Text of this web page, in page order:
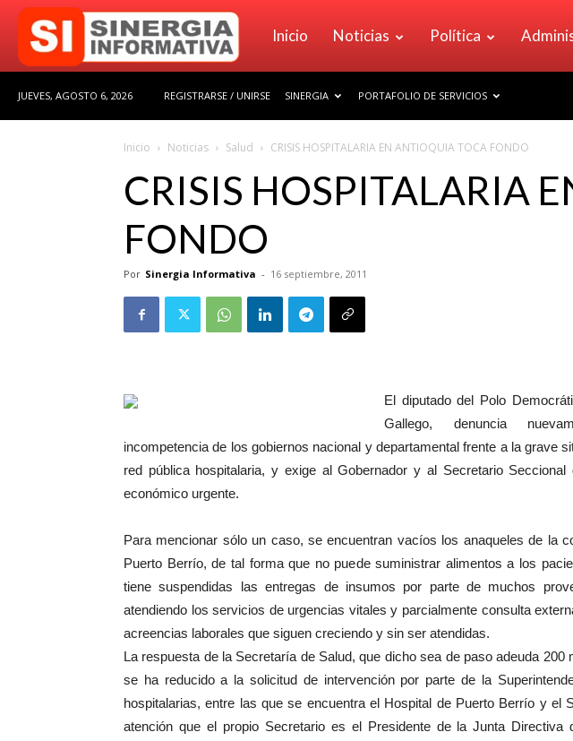
Sinergia
Inicio Noticias Política
JUEVES, AGOSTO 6, 2026 REGISTRARSE / UNIRSE SINERGIA PORTAFOLIO DE SERVICIOS
Inicio Noticias Salud CRISIS HOSPITALARIA EN ANTIOQUIA TOCA FONDO
CRISIS HOSPITALARIA
FONDO
Por Sinergia Informativa - 16 septiembre, 2011
El diputado del Polo
Gallego, denuncia
incompetencia de los gobiernos nacional y departamental frente a la grave
red pública hospitalaria, y exige al Gobernador y al Secretario Seccional
económico urgente.
Para mencionar sólo un caso, se encuentran vacíos los anaqueles de la
Puerto Berrío, de tal forma que no puede suministrar alimentos a los
tiene suspendidas las entregas de insumos por parte de muchos
atendiendo los servicios de urgencias vitales y parcialmente consulta
acreencias laborales que siguen creciendo y sin ser atendidas.
La respuesta de la Secretaría de Salud, que dicho sea de paso adeuda 200
se ha reducido a la solicitud de intervención por parte de la
hospitalarias, entre las que se encuentra el Hospital de Puerto Berrío y el
atención que el propio Secretario es el Presidente de la Junta Directiva